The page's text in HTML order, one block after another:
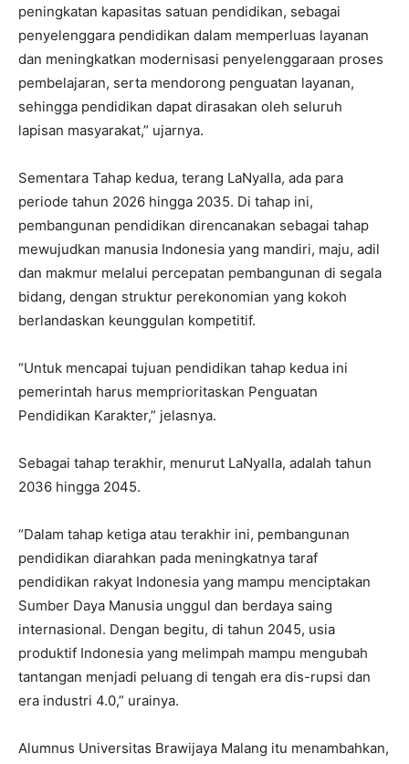
peningkatan kapasitas satuan pendidikan, sebagai
penyelenggara pendidikan dalam memperluas layanan
dan meningkatkan modernisasi penyelenggaraan proses
pembelajaran, serta mendorong penguatan layanan,
sehingga pendidikan dapat dirasakan oleh seluruh
lapisan masyarakat,” ujarnya.
Sementara Tahap kedua, terang LaNyalla, ada para
periode tahun 2026 hingga 2035. Di tahap ini,
pembangunan pendidikan direncanakan sebagai tahap
mewujudkan manusia Indonesia yang mandiri, maju, adil
dan makmur melalui percepatan pembangunan di segala
bidang, dengan struktur perekonomian yang kokoh
berlandaskan keunggulan kompetitif.
“Untuk mencapai tujuan pendidikan tahap kedua ini
pemerintah harus memprioritaskan Penguatan
Pendidikan Karakter,” jelasnya.
Sebagai tahap terakhir, menurut LaNyalla, adalah tahun
2036 hingga 2045.
“Dalam tahap ketiga atau terakhir ini, pembangunan
pendidikan diarahkan pada meningkatnya taraf
pendidikan rakyat Indonesia yang mampu menciptakan
Sumber Daya Manusia unggul dan berdaya saing
internasional. Dengan begitu, di tahun 2045, usia
produktif Indonesia yang melimpah mampu mengubah
tantangan menjadi peluang di tengah era dis-rupsi dan
era industri 4.0,” urainya.
Alumnus Universitas Brawijaya Malang itu menambahkan,